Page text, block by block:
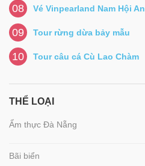
08 Vé Vinpearland Nam Hội An
09 Tour rừng dừa bảy mẫu
10 Tour câu cá Cù Lao Chàm
THỂ LOẠI
Ẩm thực Đà Nẵng
Bãi biển